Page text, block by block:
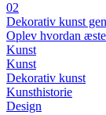
02
Dekorativ kunst
Oplev hvordan
Kunst
Kunst
Dekorativ kunst
Kunsthistorie
Design